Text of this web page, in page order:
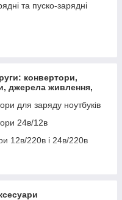
та пуско-зарядні
конвертори,
джерела живлення,
для заряду ноутбуків
24в/12в
12в/220в і 24в/220в